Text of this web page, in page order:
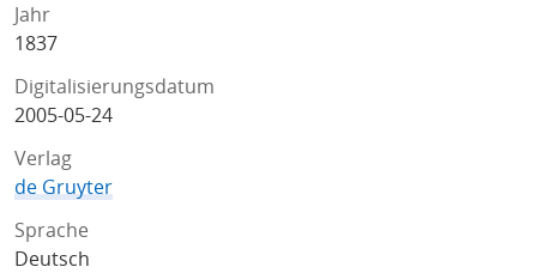
Jahr
1837
Digitalisierungsdatum
2005-05-24
Verlag
de Gruyter
Sprache
Deutsch